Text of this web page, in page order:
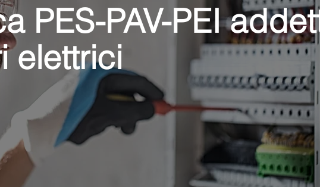
PES-PAV-PEI
elettrici